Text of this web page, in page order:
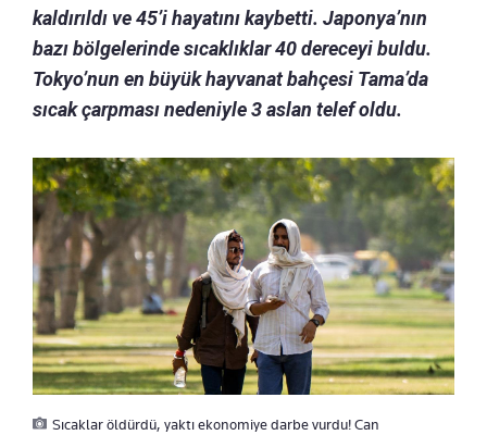
kaldırıldı ve 45’i hayatını kaybetti. Japonya’nın
bazı bölgelerinde sıcaklıklar 40 dereceyi buldu.
Tokyo’nun en büyük hayvanat bahçesi Tama’da
sıcak çarpması nedeniyle 3 aslan telef oldu.
Sıcaklar öldürdü, yaktı ekonomiye darbe vurdu! Can